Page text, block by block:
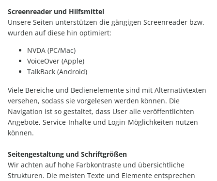
Screenreader und Hilfsmittel
Unsere Seiten unterstützen die gängigen Screenreader bzw.
wurden auf diese hin optimiert:
NVDA (PC/Mac)
VoiceOver (Apple)
TalkBack (Android)
Viele Bereiche und Bedienelemente sind mit Alternativtexten
versehen, sodass sie vorgelesen werden können. Die
Navigation ist so gestaltet, dass User alle veröffentlichten
Angebote, Service-Inhalte und Login-Möglichkeiten nutzen
können.
Seitengestaltung und Schriftgrößen
Wir achten auf hohe Farbkontraste und übersichtliche
Strukturen. Die meisten Texte und Elemente entsprechen